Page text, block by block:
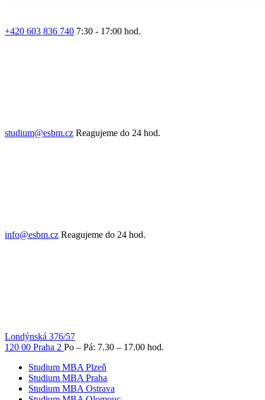
+420 603 836 740 7:30 - 17:00 hod.
studium@esbm.cz Reagujeme do 24 hod.
info@esbm.cz Reagujeme do 24 hod.
Londýnská 376/57
120 00 Praha 2 Po – Pá: 7.30 – 17.00 hod.
Studium MBA Plzeň
Studium MBA Praha
Studium MBA Ostrava